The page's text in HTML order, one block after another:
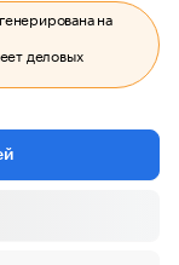
на
деловых